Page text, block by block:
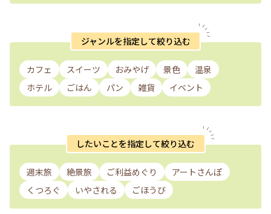
ジャンルを指定して絞り込む
カフェ スイーツ おみやげ 景色
温泉
ホテル
ごはん パン 雑貨 イベント
したいことを指定して絞り込む
週末旅 絶景旅 ご利益めぐり
アートさんぽ
くつろぐ
いやされる ごほうび